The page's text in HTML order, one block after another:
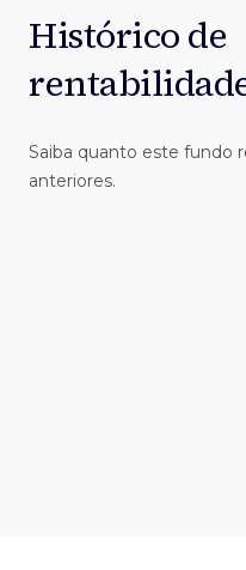
Histórico de
Saiba quanto este fundo
anteriores.